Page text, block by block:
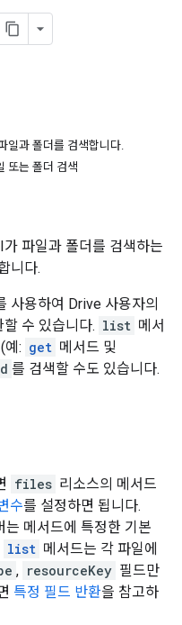
일과 폴더를 검색합니다.
또는 폴더 검색
파일과 폴더를 검색하는
니다.
사용하여 Drive 사용자의
수 있습니다. list 메서
예: get 메서드 및
를 검색할 수도 있습니다.
files 리소스의 메서드
수를 설정하면 됩니다.
는 메서드에 특정한 기본
list 메서드는 각 파일에
, resourceKey 필드만
특정 필드 반환을 참고하